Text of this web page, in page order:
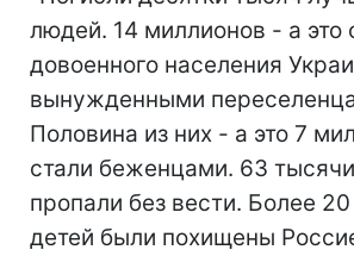
людей. 14 миллионов - а это
довоенного населения
вынужденными
Половина из них - а это 7
стали беженцами. 63
пропали без вести. Более
детей были похищены